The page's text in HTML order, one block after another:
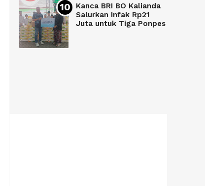
Kanca BRI BO Kalianda
Salurkan Infak Rp21
Juta untuk Tiga Ponpes